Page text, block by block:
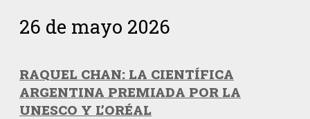
26 de mayo 2026
RAQUEL CHAN: LA CIENTÍFICA
ARGENTINA PREMIADA POR LA
UNESCO Y L’ORÉAL